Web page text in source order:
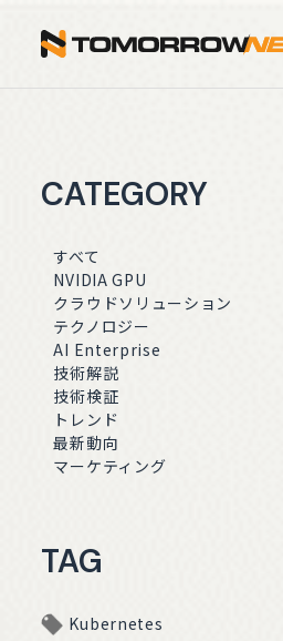
CATEGORY
すべて
NVIDIA GPU
クラウドソリューション
テクノロジー
AI Enterprise
技術解説
技術検証
トレンド
最新動向
マーケティング
TAG
Kubernetes